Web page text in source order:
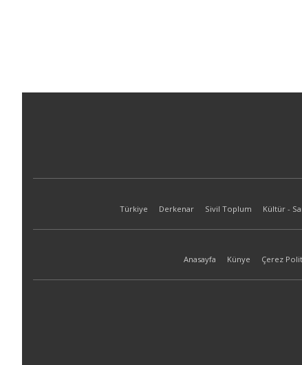
Türkiye Derkenar Sivil Toplum Kültür -
Anasayfa Künye Çerez